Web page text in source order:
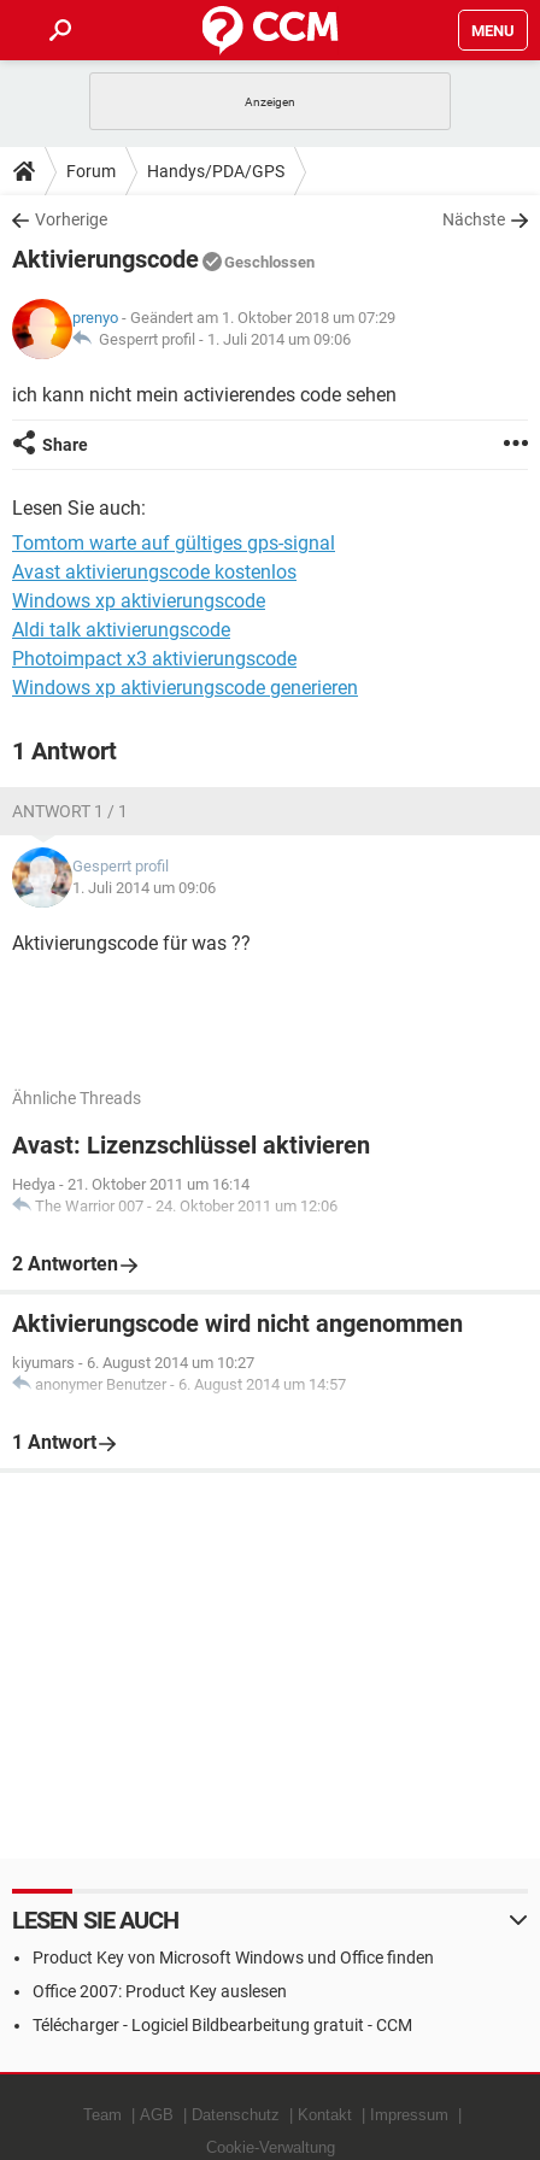
MENU
ANDROID IOS
WINDOWS 10
WHATSAPP TIKTOK
FACEBOOK
TIPPS & TRICKS
SPIELE STREAMING
WHATSAPP TIKTOK
FACEBOOK
DOWNLOADS
SPIELE STREAMING
ANDROID
WINDOWS 10 INSTAGRAM
WHATSAPP TIKTOK
SPIELE STREAMING
ANDROID
WINDOWS 10 INSTAGRAM
WHATSAPP
LEXIKON
SPIELE STREAMING
WHATSAPP
FACEBOOK HARDWARE
Forum Handys/PDA/GPS
Vorherige Nächste
Aktivierungscode Geschlossen
prenyo - Geändert am 1. Oktober 2018 um 07:29
Gesperrt profil - 1. Juli 2014 um 09:06
ich kann nicht mein activierendes code sehen
Share
Lesen Sie auch:
Tomtom warte auf gültiges gps-signal
Avast aktivierungscode kostenlos
Windows xp aktivierungscode
Aldi talk aktivierungscode
Photoimpact x3 aktivierungscode
Windows xp aktivierungscode generieren
1 Antwort
ANTWORT 1 / 1
Gesperrt profil
1. Juli 2014 um 09:06
Aktivierungscode für was ??
Ähnliche Threads
Avast: Lizenzschlüssel aktivieren
Hedya - 21. Oktober 2011 um 16:14
The Warrior 007 - 24. Oktober 2011 um 12:06
2 Antworten
Aktivierungscode wird nicht angenommen
kiyumars - 6. August 2014 um 10:27
anonymer Benutzer - 6. August 2014 um 14:57
1 Antwort
LESEN SIE AUCH
Product Key von Microsoft Windows und Office finden
Office 2007: Product Key auslesen
Télécharger - Logiciel Bildbearbeitung gratuit - CCM
Team AGB Datenschutz Kontakt
Impressum
Cookie-Verwaltung